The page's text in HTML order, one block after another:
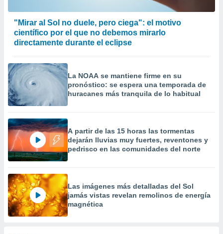
"Mirar al Sol no duele, pero ciega": el motivo
científico por el que no debemos mirarlo
directamente durante el eclipse
La NOAA se mantiene firme en su
pronóstico: se espera una temporada de
huracanes más tranquila de lo habitual
A partir de las 15 horas las tormentas
dejarán lluvias muy fuertes, reventones y
pedrisco en las comunidades del norte
Las imágenes más detalladas del Sol
jamás vistas revelan remolinos de energía
magnética